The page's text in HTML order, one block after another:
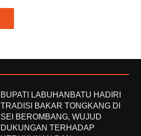
BUPATI LABUHANBATU HADIRI
TRADISI BAKAR TONGKANG DI
SEI BEROMBANG, WUJUD
DUKUNGAN TERHADAP